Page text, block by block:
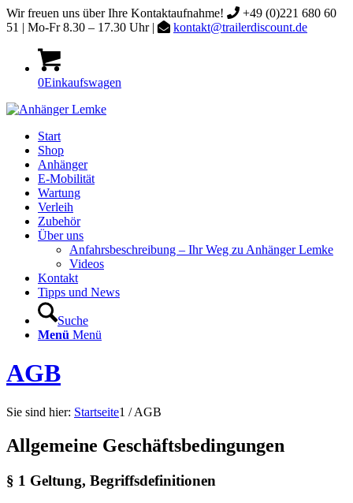
Wir freuen uns über Ihre Kontaktaufnahme!
+49 (0)221 680 60
51 | Mo-Fr 8.30 – 17.30 Uhr |
kontakt@trailerdiscount.de
0Einkaufswagen
Start
Shop
Anhänger
E-Mobilität
Wartung
Verleih
Zubehör
Über uns
Anfahrsbeschreibung – Ihr Weg zu Anhänger Lemke
Videos
Kontakt
Tipps und News
Suche
Menü Menü
AGB
Sie sind hier: Startseite1 / AGB
Allgemeine Geschäftsbedingungen
§ 1 Geltung, Begriffsdefinitionen